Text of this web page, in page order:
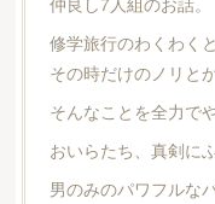
修学旅行のわくわく
その時だけのノリと
そんなことを全力で
おいらたち、真剣に
男のみのパワフルな